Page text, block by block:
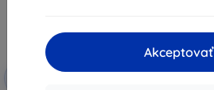
Akceptovať
Zľava s